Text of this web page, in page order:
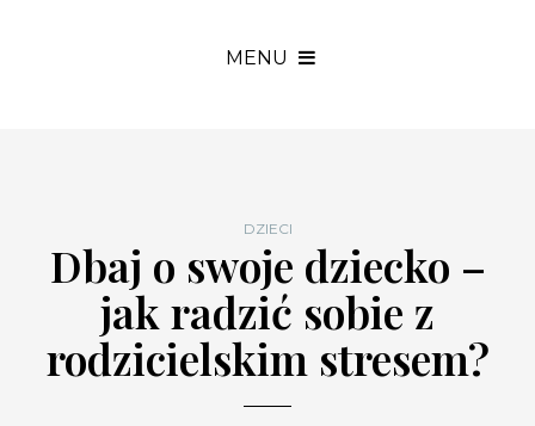
MENU
DZIECI
Dbaj o swoje dziecko –
jak radzić sobie z
rodzicielskim stresem?